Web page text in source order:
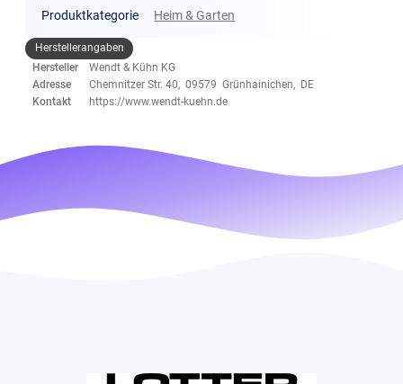
Produktkategorie Heim & Garten
Herstellerangaben
Hersteller
Wendt & Kühn KG
Adresse
Chemnitzer Str. 40, 09579 Grünhainichen, DE
Kontakt
https://www.wendt-kuehn.de